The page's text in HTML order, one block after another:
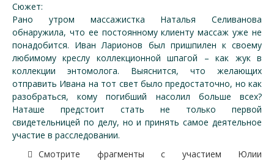
Сюжет:
Рано утром массажистка Наталья Селиванова
обнаружила, что ее постоянному клиенту массаж уже не
понадобится. Иван Ларионов был пришпилен к своему
любимому креслу коллекционной шпагой – как жук в
коллекции энтомолога. Выяснится, что желающих
отправить Ивана на тот свет было предостаточно, но как
разобраться, кому погибший насолил больше всех?
Наташе предстоит стать не только первой
свидетельницей по делу, но и принять самое деятельное
участие в расследовании.
Смотрите фрагменты с участием Юлии